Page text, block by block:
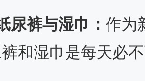
尿裤与湿巾： 作为
和湿巾是每天必